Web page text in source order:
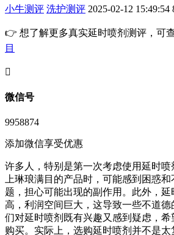
小牛测评 洗护测评 2025-02-12 15:49:54
👉 想了解更多真实延时喷剂测评，可
目
󦘖
微信号
9958874
添加微信享受优惠
许多人，特别是第一次考虑使用延时
上琳琅满目的产品时，可能感到困惑
题，担心可能出现的副作用。此外，
高，利润空间巨大，这导致一些不道
们对延时喷剂既有兴趣又感到疑虑，希
购买。实际上，选购延时喷剂并不是太